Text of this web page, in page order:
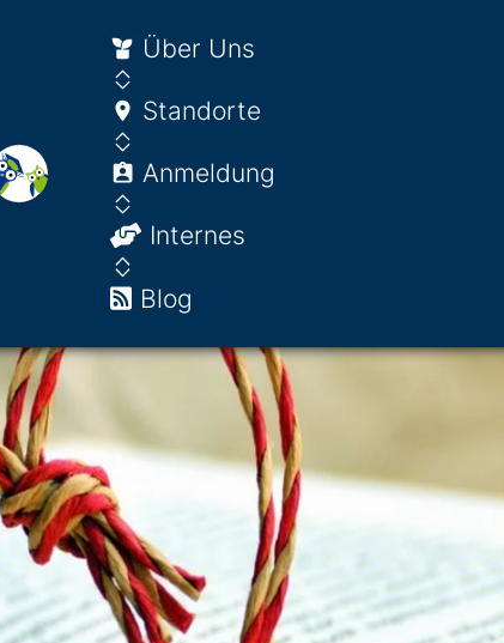
Über Uns
Standorte
Anmeldung
Internes
Blog